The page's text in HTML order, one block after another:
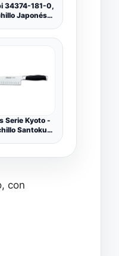
34374-181-0,
Japonés
Serie Kyoto -
Santoku
Forjado
(POM)
con